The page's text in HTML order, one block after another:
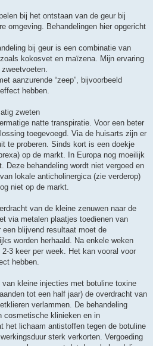
bij het ontstaan van de geur bij
omgeving. Behandelingen hier opgericht
bij geur is een combinatie van
kokosvet en maïzena. Mijn ervaring
aanzurende “zeep”, bijvoorbeeld
hebben.
zweten
natte transpiratie. Voor een beter
toegevoegd. Via de huisarts zijn er
te proberen. Sinds kort is een doekje
op de markt. In Europa nog moeilijk
Deze behandeling wordt niet vergoed en
lokale anticholinergica (zie verderop)
niet op de markt.
van de kleine zenuwen naar de
via metalen plaatjes toedienen van
blijvend resultaat moet de
worden herhaald. Na enkele weken
3 keer per week. Het kan vooral voor
hebben.
kleine injecties met botuline toxine
tot een half jaar) de overdracht van
verlammen. De behandeling
cosmetische klinieken en in
het lichaam antistoffen tegen de botuline
sterk verkorten. Vergoeding